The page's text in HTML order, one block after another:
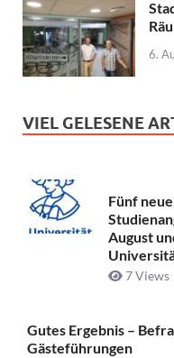
6.
VIEL GELESENE
Fünf
August
7 Views
Gutes Ergebnis –
Gästeführungen